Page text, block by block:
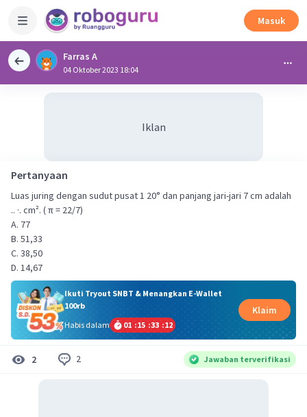
Masuk
Farras A
04 Oktober 2023 18:04
Iklan
Pertanyaan
Luas juring dengan sudut pusat 1 20° dan panjang jari-jari 7 cm adalah
.. ·. cm². ( π = 22/7)
A. 77
B. 51,33
C. 38,50
D. 14,67
Ikuti Tryout SNBT & Menangkan E-Wallet
100rb
Habis dalam
01 :15 :33 :11
Klaim
2 2 Jawaban terverifikasi